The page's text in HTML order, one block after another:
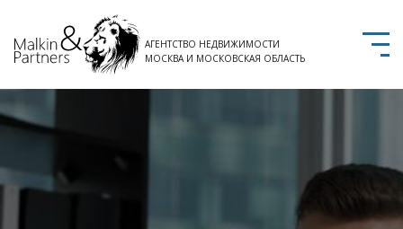
АГЕНТСТВО НЕДВИЖИМОСТИ
МОСКВА И МОСКОВСКАЯ ОБЛАСТЬ